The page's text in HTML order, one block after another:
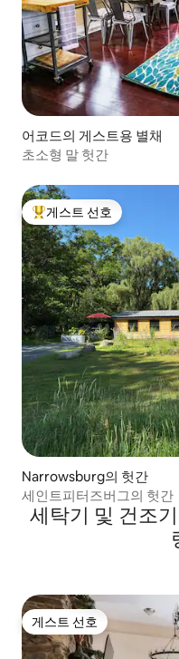
어코드의 게스트용 별채
초소형 말 헛간
상위 게스트 선호
게스트 선호
Narrowsburg의 헛간
세인트피터즈버그의 헛간
세탁기 및 건조
게스트 선호
게스트 선호